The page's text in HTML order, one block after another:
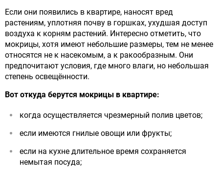
Если они появились в квартире, наносят вред
растениям, уплотняя почву в горшках, ухудшая доступ
воздуха к корням растений. Интересно отметить, что
мокрицы, хотя имеют небольшие размеры, тем не менее
относятся не к насекомым, а к ракообразным. Они
предпочитают условия, где много влаги, но небольшая
степень освещённости.
Вот откуда берутся мокрицы в квартире:
когда осуществляется чрезмерный полив цветов;
если имеются гнилые овощи или фрукты;
если на кухне длительное время сохраняется
немытая посуда;